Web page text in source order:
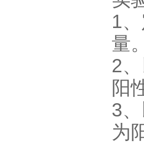
1
量
2
阳
3
为